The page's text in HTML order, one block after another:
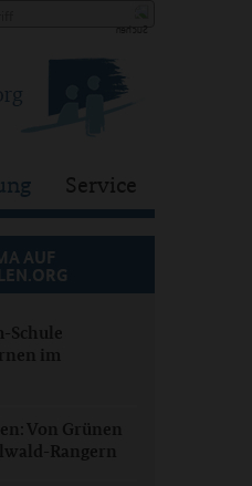
Service
AUF
Schule
im
Von Grünen
Rangern